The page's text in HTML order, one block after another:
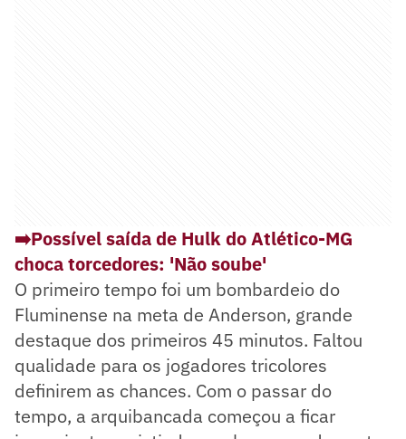
➡️Possível saída de Hulk do Atlético-MG
choca torcedores: 'Não soube'
O primeiro tempo foi um bombardeio do
Fluminense na meta de Anderson, grande
destaque dos primeiros 45 minutos. Faltou
qualidade para os jogadores tricolores
definirem as chances. Com o passar do
tempo, a arquibancada começou a ficar